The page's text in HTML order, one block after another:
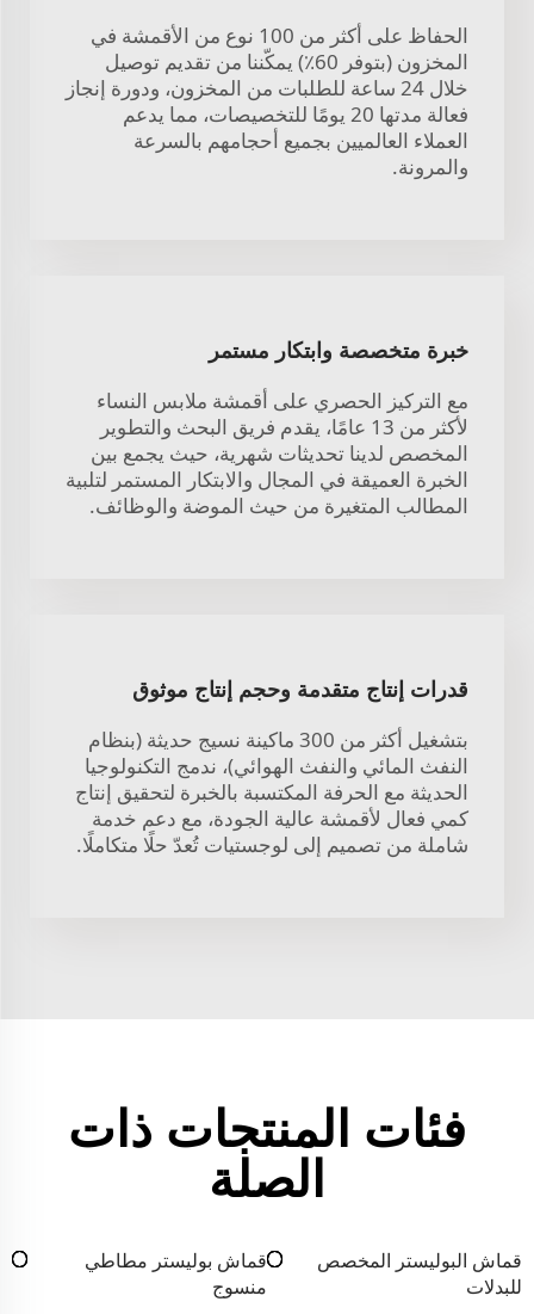
الحفاظ على أكثر من 100 نوع من الأقمشة في
المخزون (بتوفر 60٪) يمكّننا من تقديم توصيل
خلال 24 ساعة للطلبات من المخزون، ودورة إنجاز
فعالة مدتها 20 يومًا للتخصيصات، مما يدعم
العملاء العالميين بجميع أحجامهم بالسرعة
والمرونة.
خبرة متخصصة وابتكار مستمر
مع التركيز الحصري على أقمشة ملابس النساء
لأكثر من 13 عامًا، يقدم فريق البحث والتطوير
المخصص لدينا تحديثات شهرية، حيث يجمع بين
الخبرة العميقة في المجال والابتكار المستمر لتلبية
المطالب المتغيرة من حيث الموضة والوظائف.
قدرات إنتاج متقدمة وحجم إنتاج موثوق
بتشغيل أكثر من 300 ماكينة نسيج حديثة (بنظام
النفث المائي والنفث الهوائي)، ندمج التكنولوجيا
الحديثة مع الحرفة المكتسبة بالخبرة لتحقيق إنتاج
كمي فعال لأقمشة عالية الجودة، مع دعم خدمة
شاملة من تصميم إلى لوجستيات تُعدّ حلًا متكاملًا.
فئات المنتجات ذات
الصلة
قماش البوليستر المخصص
للبدلات
قماش بوليستر مطاطي
منسوج